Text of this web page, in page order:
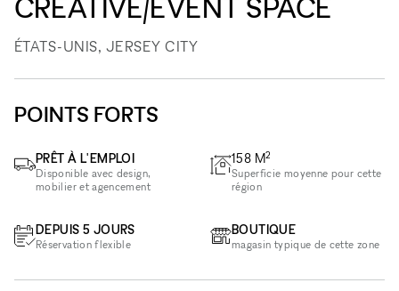
CREATIVE/EVENT SPACE
ÉTATS-UNIS, JERSEY CITY
POINTS FORTS
PRÊT À L'EMPLOI
Disponible avec design,
mobilier et agencement
DEPUIS 5 JOURS
Réservation flexible
158 M2
Superficie moyenne pour cette
région
BOUTIQUE
magasin typique de cette zone